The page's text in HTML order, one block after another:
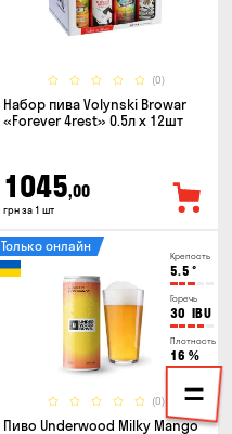
(0)
Набор пива Volynski Browar
«Forever 4rest» 0.5л х 12шт
1045,00
грн за 1 шт
Крепость
5.5 °
Горечь
30 IBU
Плотность
16 %
(0)
Только онлайн
Пиво Underwood Milky Mango